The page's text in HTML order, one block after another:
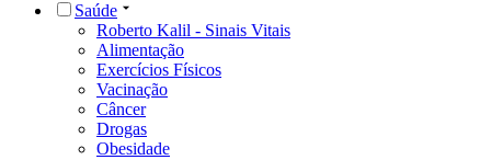
Saúde
Roberto Kalil - Sinais Vitais
Alimentação
Exercícios Físicos
Vacinação
Câncer
Drogas
Obesidade